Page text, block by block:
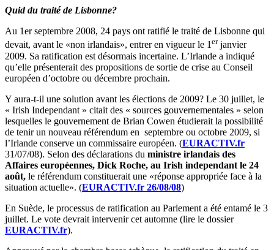
Quid du traité de Lisbonne?
Au 1er septembre 2008, 24 pays ont ratifié le traité de Lisbonne qui
devait, avant le «non irlandais», entrer en vigueur le 1erjanvier
2009. Sa ratification est désormais incertaine. L’Irlande a indiqué
qu’elle présenterait des propositions de sortie de crise au Conseil
européen d’octobre ou décembre prochain.
Y aura-t-il une solution avant les élections de 2009? Le 30 juillet, le
« Irish Independant » citait des « sources gouvernementales » selon
lesquelles le gouvernement de Brian Cowen étudierait la possibilité
de tenir un nouveau référendum en septembre ou octobre 2009, si
l’Irlande conserve un commissaire européen. (EURACTIV.fr
31/07/08). Selon des déclarations du ministre irlandais des
Affaires européennes, Dick Roche, au Irish independant le 24
août, le référendum constituerait une «réponse appropriée face à la
situation actuelle». (EURACTIV.fr 26/08/08)
En Suède, le processus de ratification au Parlement a été entamé le 3
juillet. Le vote devrait intervenir cet automne (lire le dossier
EURACTIV.fr).